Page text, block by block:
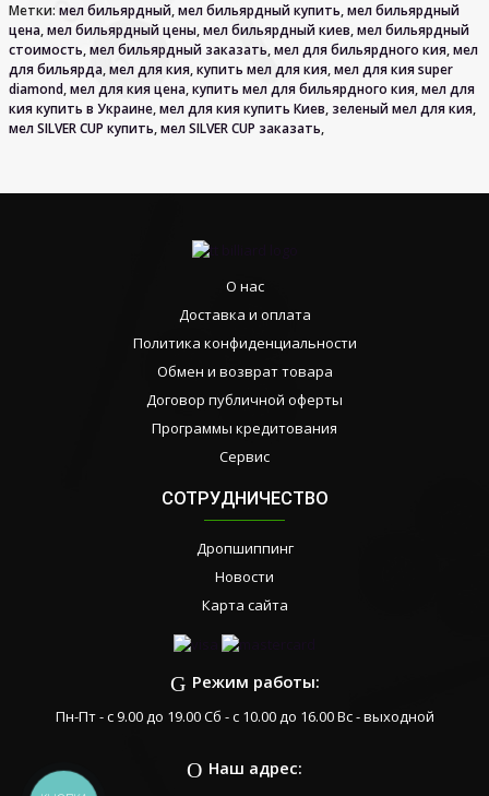
Метки: мел бильярдный,мел бильярдный купить,мел бильярдный
цена,мел бильярдный цены,мел бильярдный киев,мел бильярдный
стоимость,мел бильярдный заказать,мел для бильярдного кия,мел
для бильярда,мел для кия,купить мел для кия,мел для кия super
diamond,мел для кия цена,купить мел для бильярдного кия,мел для
кия купить в Украине,мел для кия купить Киев, зеленый мел для кия,
мел SILVER CUP купить,мел SILVER CUP заказать,
О нас
Доставка и оплата
Политика конфиденциальности
Обмен и возврат товара
Договор публичной оферты
Программы кредитования
Сервис
СОТРУДНИЧЕСТВО
Дропшиппинг
Новости
Карта сайта
Режим работы:
Пн-Пт - с 9.00 до 19.00 Сб - с 10.00 до 16.00 Вс - выходной
Наш адрес: